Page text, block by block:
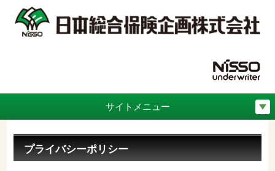
サイトメニュー
プライバシーポリシー